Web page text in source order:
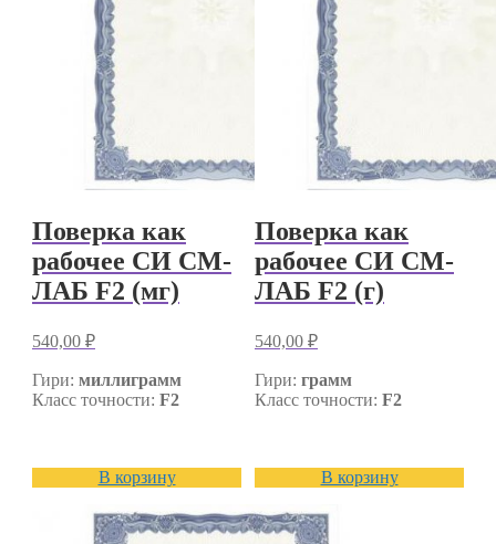
Поверка как
рабочее СИ СМ-
ЛАБ F2 (мг)
540,00 ₽
Гири: миллиграмм
Класс точности: F2
В корзину
Поверка как
рабочее СИ СМ-
ЛАБ F2 (г)
540,00 ₽
Гири: грамм
Класс точности: F2
В корзину